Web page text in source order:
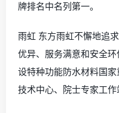
牌排名中名列第一。
雨虹 东方雨虹不懈地追
优异、服务满意和安全
设特种功能防水材料国
技术中心、院士专家工作